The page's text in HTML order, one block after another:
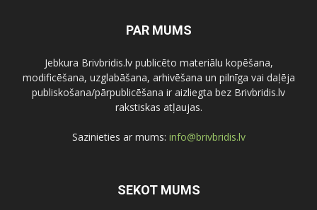
PAR MUMS
Jebkura Brivbridis.lv publicēto materiālu kopēšana,
modificēšana, uzglabāšana, arhivēšana un pilnīga vai daļēja
publiskošana/pārpublicēšana ir aizliegta bez Brivbridis.lv
rakstiskas atļaujas.
Sazinieties ar mums: info@brivbridis.lv
SEKOT MUMS